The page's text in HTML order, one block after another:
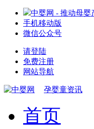
中婴网 - 推动母婴
手机移动版
微信公众号
请登陆
免费注册
网站导航
孕婴童资讯
首页